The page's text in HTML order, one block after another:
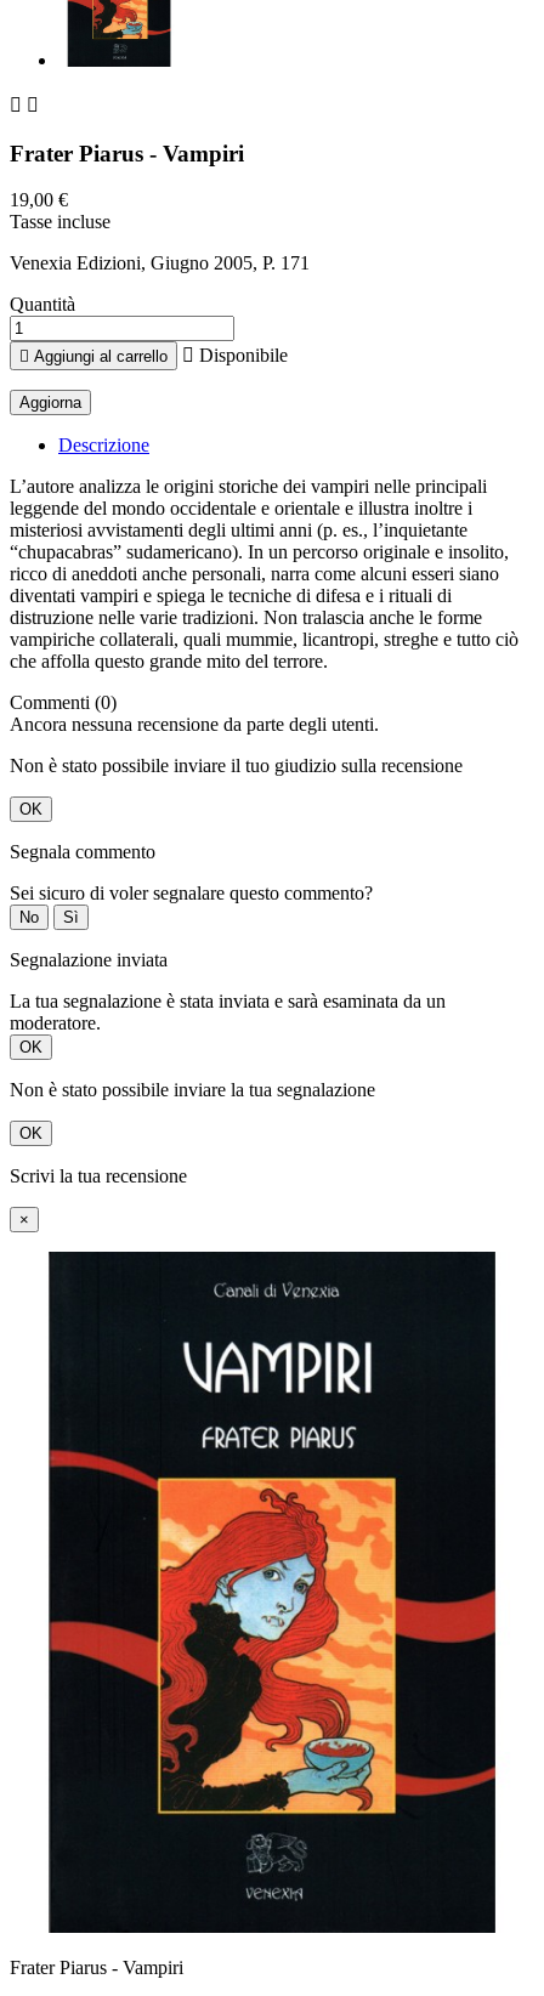
 
Frater Piarus - Vampiri
19,00 €
Tasse incluse
Venexia Edizioni, Giugno 2005, P. 171
Quantità
 Aggiungi al carrello  Disponibile
Descrizione
L’autore analizza le origini storiche dei vampiri nelle principali
leggende del mondo occidentale e orientale e illustra inoltre i
misteriosi avvistamenti degli ultimi anni (p. es., l’inquietante
“chupacabras” sudamericano). In un percorso originale e insolito,
ricco di aneddoti anche personali, narra come alcuni esseri siano
diventati vampiri e spiega le tecniche di difesa e i rituali di
distruzione nelle varie tradizioni. Non tralascia anche le forme
vampiriche collaterali, quali mummie, licantropi, streghe e tutto ciò
che affolla questo grande mito del terrore.
Commenti (0)
Ancora nessuna recensione da parte degli utenti.
Non è stato possibile inviare il tuo giudizio sulla recensione
OK
Segnala commento
Sei sicuro di voler segnalare questo commento?
No Sì
Segnalazione inviata
La tua segnalazione è stata inviata e sarà esaminata da un
moderatore.
OK
Non è stato possibile inviare la tua segnalazione
OK
Scrivi la tua recensione
×
Frater Piarus - Vampiri